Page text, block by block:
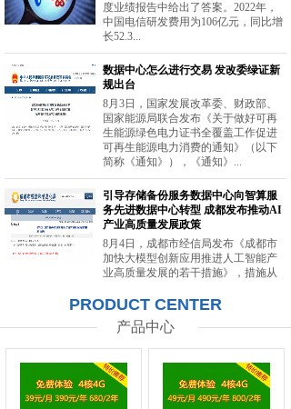
度业绩报告中给出了答案。2022年，
中国电信研发费用为106亿元，同比增
长52.3...
数据中心怎么进行交易 发改委绿证新
规出台
8月3日，国家发展改革委、财政部、
国家能源局联合发布《关于做好可再
生能源绿色电力证书全覆盖工作促进
可再生能源电力消费的通知》（以下
简称《通知》），《通知》...
引导存储备份服务数据中心向智算服
务先进数据中心转型 成都发布推动AI
产业高质量发展政策
8月4日，成都市经信局发布《成都市
加快大模型创新应用推进人工智能产
业高质量发展的若干措施》，措施从
力等方面提出20条举措。...
PRODUCT CENTER
产品中心